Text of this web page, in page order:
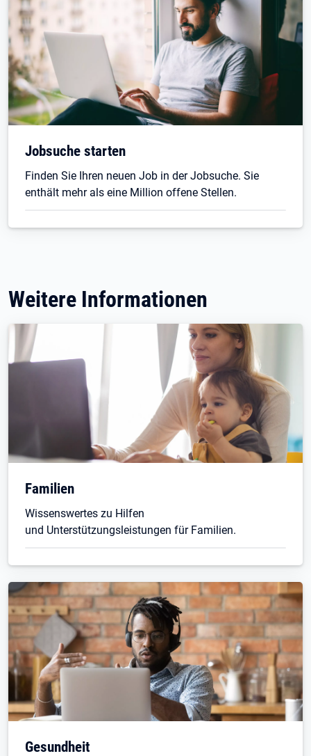
Jobsuche starten
Finden Sie Ihren neuen Job in der Jobsuche. Sie
enthält mehr als eine Million offene Stellen.
Weitere Informationen
Familien
Wissenswertes zu Hilfen
und Unterstützungsleistungen für Familien.
Gesundheit